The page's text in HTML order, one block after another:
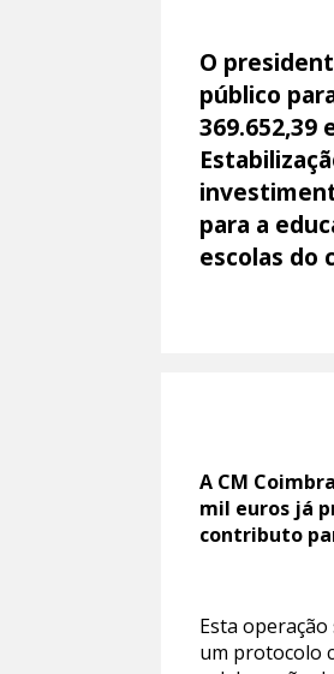
O
público
369.652,39
para a
escolas do
A CM
mil euros já
contributo
Esta
um protocolo